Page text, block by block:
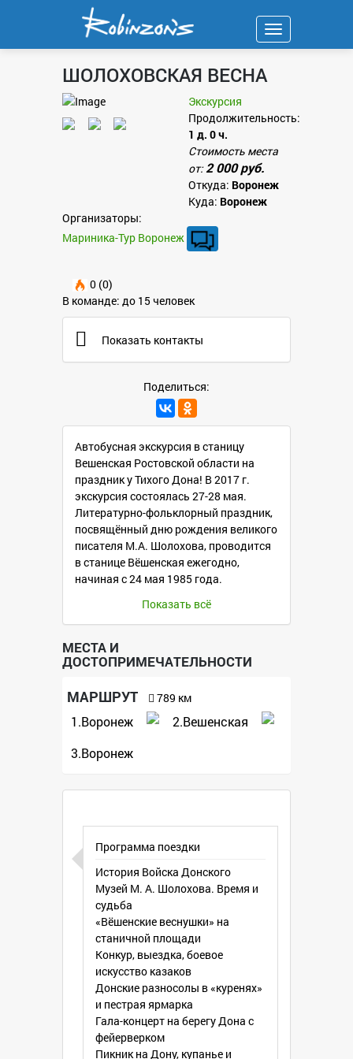
Навигация
ШОЛОХОВСКАЯ ВЕСНА
Экскурсия
Продолжительность:
1 д. 0 ч.
Стоимость места
от: 2 000 руб.
Откуда: Воронеж
Куда: Воронеж
Организаторы:
Мариника-Тур Воронеж
0 (0)
В команде: до 15 человек
Показать контакты
Поделиться:
Автобусная экскурсия в станицу
Вешенская Ростовской области на
праздник у Тихого Дона! В 2017 г.
экскурсия состоялась 27-28 мая.
Литературно-фольклорный праздник,
посвящённый дню рождения великого
писателя М.А. Шолохова, проводится
в станице Вёшенская ежегодно,
начиная с 24 мая 1985 года.
Среди гостей всегда присутствуют
известные писатели, знаменитые
актёры, крупные общественные
деятели. Гости принимают участие в
спортивных состязаниях.
Традиционно фестиваль
продолжается три дня: с пятницы по
площади открывается детский
проходят встречи с писателями и
поэтами, а вечером - большой концерт
мастеров искусств и самодеятельных
коллективов из разных уголков мира.
Суббота начинается с
театрализованной побудки: по улицам
станицы движется шествие
фольклорных коллективов в
народных костюмах с песнями,
задорными плясками, весёлыми
шутками и прибаутками. На площади
станицы Вёшенской разворачивается
пёстрая шумная ярмарка, на которой
Показать всё
МЕСТА И
ДОСТОПРИМЕЧАТЕЛЬНОСТИ
МАРШРУТ 789 км
1.Воронеж
2.Вешенская
3.Воронеж
Программа поездки
История Войска Донского
Музей М. А. Шолохова. Время и
судьба
«Вёшенские веснушки» на
станичной площади
Конкур, выездка, боевое
искусство казаков
Донские разносолы в «куренях»
и пестрая ярмарка
Гала-концерт на берегу Дона с
фейерверком
Пикник на Дону, купанье и